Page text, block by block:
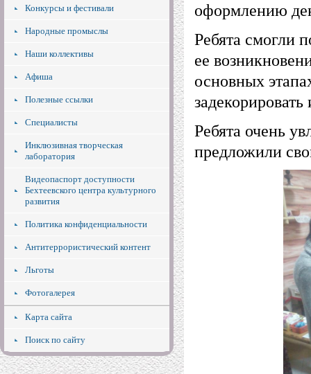
Конкурсы и фестивали
Народные промыслы
Наши коллективы
Афиша
Полезные ссылки
Специалисты
Инклюзивная творческая
лаборатория
Видеопаспорт доступности
Бехтеевского центра культурного
развития
Политика конфиденциальности
Антитеррористический контент
Льготы
Фотогалерея
Карта сайта
Поиск по сайту
оформлению
Ребята смогли
ее
основных
Ребята очень
предложили